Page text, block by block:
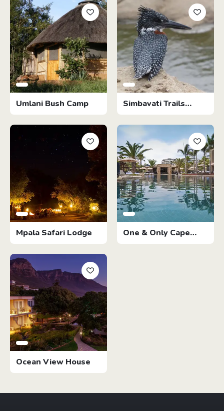
Umlani Bush Camp
Simbavati Trails
Camp
Mpala Safari Lodge
One & Only Cape
Town
Ocean View House